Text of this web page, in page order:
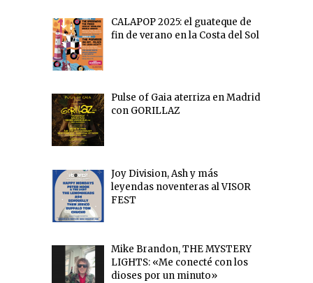
CALAPOP 2025: el guateque de
fin de verano en la Costa del Sol
Pulse of Gaia aterriza en Madrid
con GORILLAZ
Joy Division, Ash y más
leyendas noventeras al VISOR
FEST
Mike Brandon, THE MYSTERY
LIGHTS: «Me conecté con los
dioses por un minuto»